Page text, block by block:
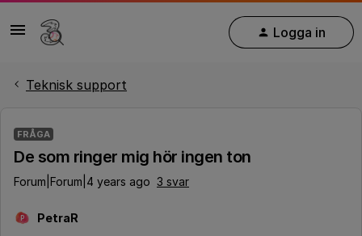
Logga in
Teknisk support
FRÅGA
De som ringer mig hör ingen ton
Forum|Forum|4 years ago 3 svar
P PetraR